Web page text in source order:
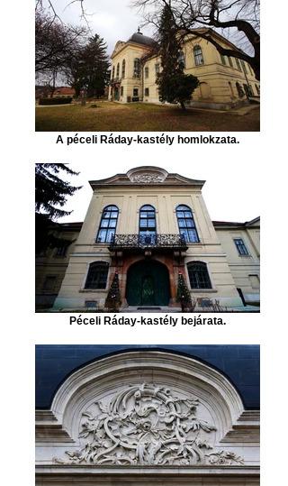
A péceli Ráday-kastély homlokzata.
Péceli Ráday-kastély bejárata.